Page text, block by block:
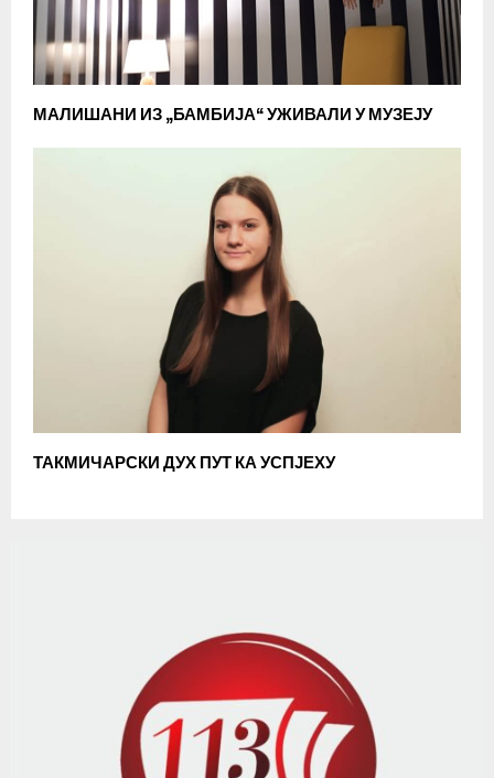
МАЛИШАНИ ИЗ „БАМБИЈА“ УЖИВАЛИ У МУЗЕЈУ
ТАКМИЧАРСКИ ДУХ ПУТ КА УСПЈЕХУ